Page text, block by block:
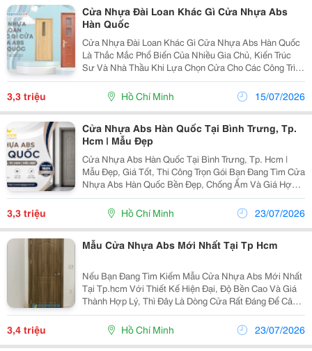
Cửa Nhựa Đài Loan Khác Gì Cửa Nhựa Abs
Hàn Quốc
Cửa Nhựa Đài Loan Khác Gì Cửa Nhựa Abs Hàn Quốc
Là Thắc Mắc Phổ Biến Của Nhiều Gia Chủ, Kiến Trúc
Sư Và Nhà Thầu Khi Lựa Chọn Cửa Cho Các Công Trình
Hiện Đại. Trong Bối Cảnh Thị Trường Có Nhiều Loại Cửa
Nhựa Với Chất Liệu, Cấu Tạo, Màu Sắc Và Mức Giá...
3,3 triệu Hồ Chí Minh 15/07/2026
Cửa Nhựa Abs Hàn Quốc Tại Bình Trưng, Tp.
Hcm | Mẫu Đẹp
Cửa Nhựa Abs Hàn Quốc Tại Bình Trưng, Tp. Hcm |
Mẫu Đẹp, Giá Tốt, Thi Công Trọn Gói Bạn Đang Tìm Cửa
Nhựa Abs Hàn Quốc Bền Đẹp, Chống Ẩm Và Giá Hợp
Lý Tại Bình Trưng, Tp. Hcm? Đây Là Dòng Cửa Được
Nhiều Gia Đình, Căn Hộ Và Văn Phòng Lựa Chọn Nhờ...
3,3 triệu Hồ Chí Minh 23/07/2026
Mẫu Cửa Nhựa Abs Mới Nhất Tại Tp Hcm
Nếu Bạn Đang Tìm Kiếm Mẫu Cửa Nhựa Abs Mới Nhất
Tại Tp.hcm Với Thiết Kế Hiện Đại, Độ Bền Cao Và Giá
Thành Hợp Lý, Thì Đây Là Dòng Cửa Rất Đáng Để Cân
Nhắc. Cửa Nhựa Abs Hàn Quốc Ngày Càng Được
Nhiều Gia Đình, Căn Hộ, Văn Phòng Và Khách Sạn Lựa
Chọn...
3,4 triệu Hồ Chí Minh 23/07/2026